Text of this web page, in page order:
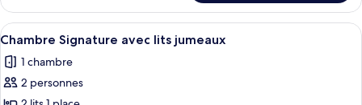
Signature
le
type
de
Chambre
Double
Afficher
toutes
les
photos
Une chambre d’hôtel avec deux lits,
5
Chambre Signature avec lits jumeaux
1 chambre
2 personnes